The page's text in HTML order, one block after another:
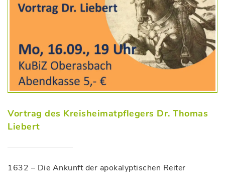
Vortrag des Kreisheimatpflegers Dr. Thomas
Liebert
1632 – Die Ankunft der apokalyptischen Reiter